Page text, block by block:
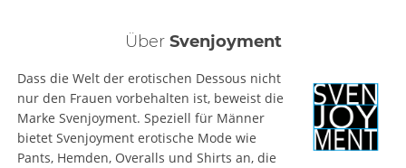
Über Svenjoyment
Dass die Welt der erotischen Dessous nicht
nur den Frauen vorbehalten ist, beweist die
Marke Svenjoyment. Speziell für Männer
bietet Svenjoyment erotische Mode wie
Pants, Hemden, Overalls und Shirts an, die